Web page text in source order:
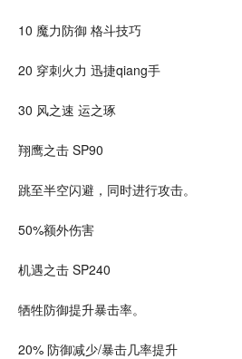
10 魔力防御 格斗技巧
20 穿刺火力 迅捷qiang手
30 风之速 运之琢
翔鹰之击 SP90
跳至半空闪避，同时进行攻击。
50%额外伤害
机遇之击 SP240
牺牲防御提升暴击率。
20% 防御减少/暴击几率提升